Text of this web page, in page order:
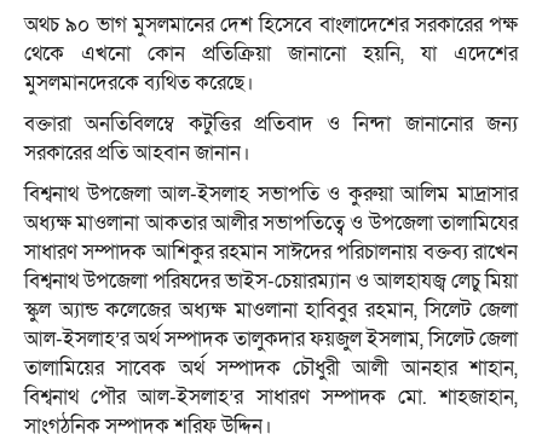
অথচ ৯০ ভাগ মুসলমানের দেশ হিসেবে বাংলাদেশের সরকারের পক্ষ
থেকে এখনো কোন প্রতিক্রিয়া জানানো হয়নি, যা এদেশের
মুসলমানদেরকে ব্যথিত করেছে।
বক্তারা অনতিবিলম্বে কটুত্তির প্রতিবাদ ও নিন্দা জানানোর জন্য
সরকারের প্রতি আহবান জানান।
বিশ্বনাথ উপজেলা আল-ইসলাহ সভাপতি ও কুরুয়া আলিম মাদ্রাসার
অধ্যক্ষ মাওলানা আকতার আলীর সভাপতিত্বে ও উপজেলা তালামিযের
সাধারণ সম্পাদক আশিকুর রহমান সাঈদের পরিচালনায় বক্তব্য রাখেন
বিশ্বনাথ উপজেলা পরিষদের ভাইস-চেয়ারম্যান ও আলহাযজ্ব লেচু মিয়া
স্কুল অ্যান্ড কলেজের অধ্যক্ষ মাওলানা হাবিবুর রহমান, সিলেট জেলা
আল-ইসলাহ’র অর্থ সম্পাদক তালুকদার ফয়জুল ইসলাম, সিলেট জেলা
তালামিয়ের সাবেক অর্থ সম্পাদক চৌধুরী আলী আনহার শাহান,
বিশ্বনাথ পৌর আল-ইসলাহ’র সাধারণ সম্পাদক মো. শাহজাহান,
সাংগঠনিক সম্পাদক শরিফ উদ্দিন।